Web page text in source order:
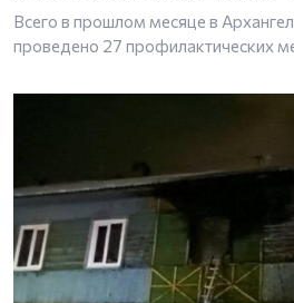
Всего в прошлом месяце в
проведено 27 профилактических